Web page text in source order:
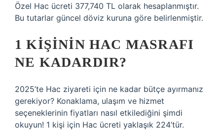
Özel Hac ücreti 377,740 TL olarak hesaplanmıştır.
Bu tutarlar güncel döviz kuruna göre belirlenmiştir.
1 KIŞININ HAC MASRAFI
NE KADARDIR?
2025’te Hac ziyareti için ne kadar bütçe ayırmanız
gerekiyor? Konaklama, ulaşım ve hizmet
seçeneklerinin fiyatları nasıl etkilediğini şimdi
okuyun! 1 kişi için Hac ücreti yaklaşık 224’tür.